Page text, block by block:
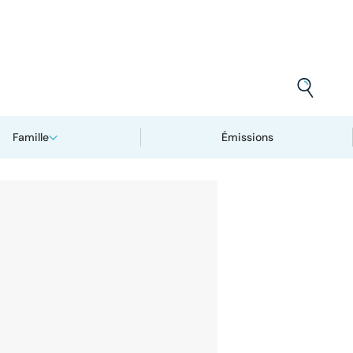
Famille Émissions